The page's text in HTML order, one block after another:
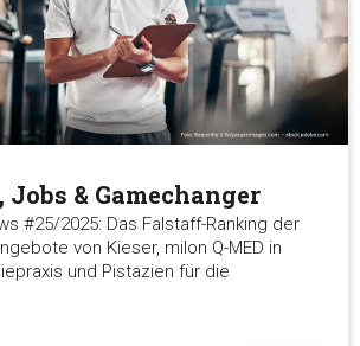
& Gamechanger
#25/2025: Das Falstaff-Ranking der
von Kieser, milon Q-MED in
und Pistazien für die